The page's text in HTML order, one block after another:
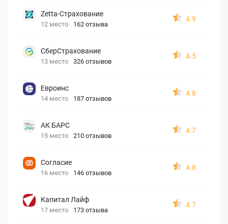
Zetta-Страхование
12 место 162 отзыва
4.9
СберСтрахование
13 место 326 отзывов
4.5
Евроинс
14 место 187 отзывов
4.8
АК БАРС
15 место 210 отзывов
4.7
Согласие
16 место 146 отзывов
4.8
Капитал Лайф
17 место 173 отзыва
4.7